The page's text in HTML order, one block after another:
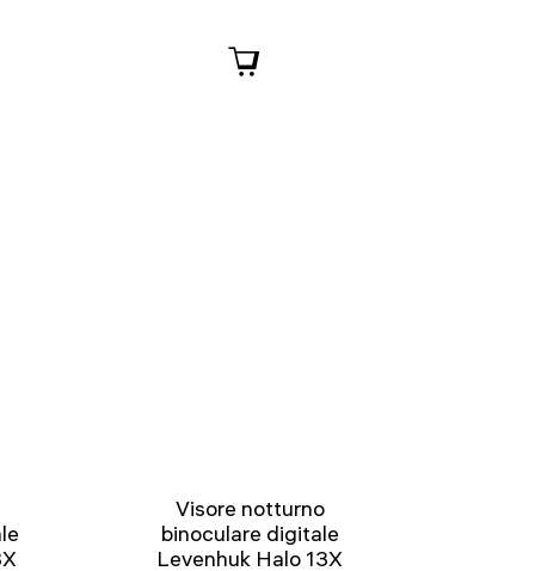
Visore notturno
binoculare digitale
Levenhuk Halo 13X